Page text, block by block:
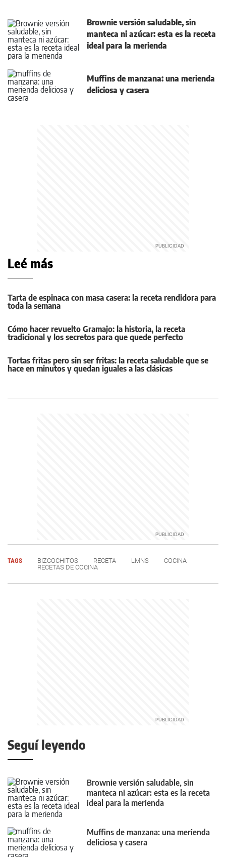
Brownie versión saludable, sin
manteca ni azúcar: esta es la receta
ideal para la merienda
Muffins de manzana: una merienda
deliciosa y casera
Leé más
Tarta de espinaca con masa casera: la receta rendidora para
toda la semana
Cómo hacer revuelto Gramajo: la historia, la receta
tradicional y los secretos para que quede perfecto
Tortas fritas pero sin ser fritas: la receta saludable que se
hace en minutos y quedan iguales a las clásicas
TAGS BIZCOCHITOS RECETA LMNS
COCINA
RECETAS DE COCINA
Seguí leyendo
Brownie versión saludable, sin
manteca ni azúcar: esta es la receta
ideal para la merienda
Muffins de manzana: una merienda
deliciosa y casera